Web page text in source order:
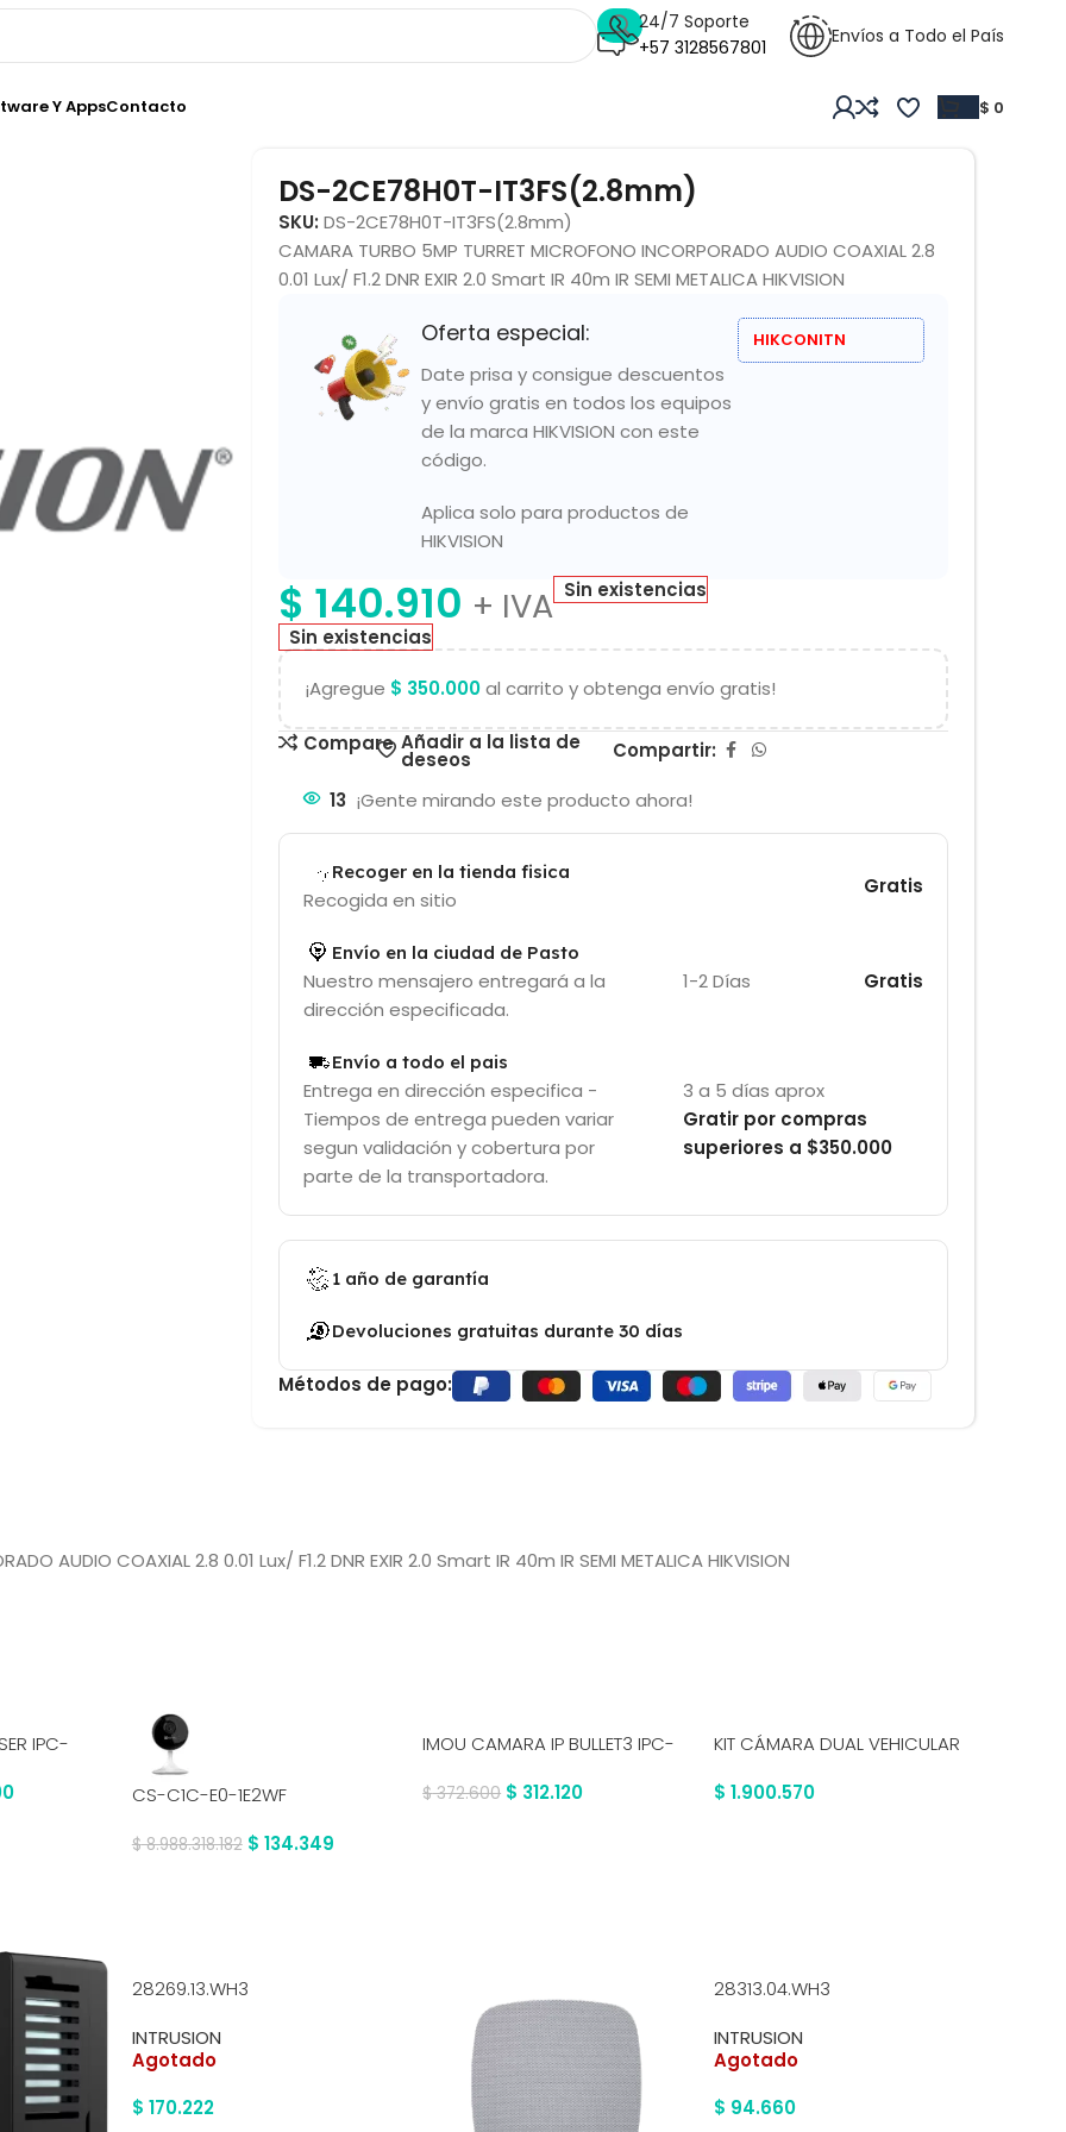
24/7 Soporte
+57 3128567801
Envíos a Todo el País
Y AppsContacto $ 0
DS-2CE78H0T-IT3FS(2.8mm)
SKU: DS-2CE78H0T-IT3FS(2.8mm)
CAMARA TURBO 5MP TURRET MICROFONO INCORPORADO AUDIO COAXIAL 2.8
0.01 Lux/ F1.2 DNR EXIR 2.0 Smart IR 40m IR SEMI METALICA HIKVISION
Oferta especial:
Date prisa y consigue descuentos
y envío gratis en todos los equipos
de la marca HIKVISION con este
código.
Aplica solo para productos de
HIKVISION
HIKCONITN
$ 140.910 + IVA Sin existencias
Sin existencias
¡Agregue $ 350.000al carrito y obtenga envío gratis!
Compare Añadir a la lista de
deseos
Compartir:
13 ¡Gente mirando este producto ahora!
Recoger en la tienda fisica
Recogida en sitio
Gratis
Envío en la ciudad de Pasto
Nuestro mensajero entregará a la
dirección especificada.
1-2 Días Gratis
Envío a todo el pais
Entrega en dirección especifica -
Tiempos de entrega pueden variar
segun validación y cobertura por
parte de la transportadora.
3 a 5 días aprox
Gratir por compras
superiores a $350.000
1 año de garantía
Devoluciones gratuitas durante 30 días
Métodos de pago:
AUDIO COAXIAL 2.8 0.01 Lux/ F1.2 DNR EXIR 2.0 Smart IR 40m IR SEMI METALICA HIKVISION
IPC-
CS-C1C-E0-1E2WF
$8.988.318.182 $ 134.349
IMOU CAMARA IP BULLET3 IPC-
$372.600 $ 312.120
KIT CÁMARA DUAL VEHICULAR
$ 1.900.570
28269.13.WH3
INTRUSION
Agotado
$ 170.222
28313.04.WH3
INTRUSION
Agotado
$ 94.660